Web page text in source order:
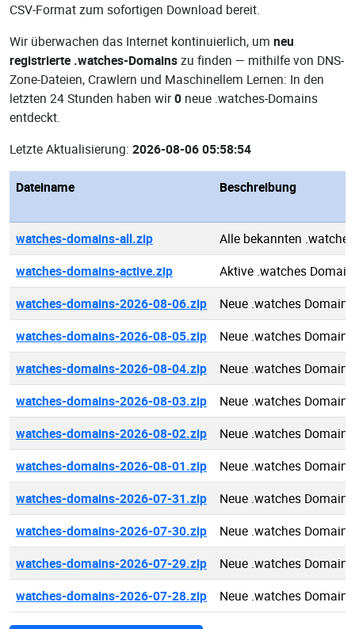
CSV-Format zum sofortigen Download bereit.
Wir überwachen das Internet kontinuierlich, um neu
registrierte .watches-Domainszu finden — mithilfe von DNS-
Zone-Dateien, Crawlern und Maschinellem Lernen: In den
letzten 24 Stunden haben wir0 neue .watches-Domains
entdeckt.
Letzte Aktualisierung: 2026-08-06 05:58:54
Dateiname Beschreibung
watches-domains-all.zip
Alle bekannten
watches-domains-active.zip
Aktive .watches
watches-domains-2026-08-06.zip
Neue .watches
watches-domains-2026-08-05.zip
Neue .watches
watches-domains-2026-08-04.zip
Neue .watches
watches-domains-2026-08-03.zip
Neue .watches
watches-domains-2026-08-02.zip
Neue .watches
watches-domains-2026-08-01.zip
Neue .watches
watches-domains-2026-07-31.zip
Neue .watches
watches-domains-2026-07-30.zip
Neue .watches
watches-domains-2026-07-29.zip
Neue .watches
watches-domains-2026-07-28.zip
Neue .watches